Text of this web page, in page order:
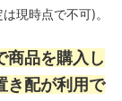
現時点で不可)。
商品を購入し
き配が利用で